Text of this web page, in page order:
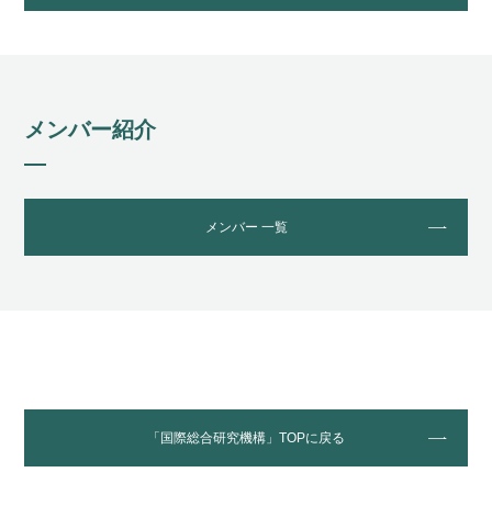
メンバー紹介
メンバー 一覧
「国際総合研究機構」TOPに戻る